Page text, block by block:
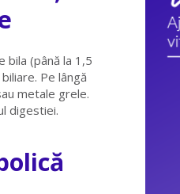
bila (până la 1,5
Pe lângă
metale grele.
digestiei.